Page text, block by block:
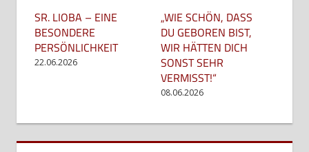
SR. LIOBA – EINE
BESONDERE
PERSÖNLICHKEIT
22.06.2026
„WIE SCHÖN, DASS
DU GEBOREN BIST,
WIR HÄTTEN DICH
SONST SEHR
VERMISST!“
08.06.2026